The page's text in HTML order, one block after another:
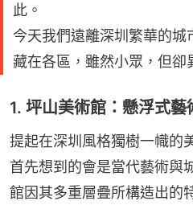
此。
今天我們遠離深圳繁華的
藏在各區，雖然小眾，但卻
1. 坪山美術館：懸浮式藝
提起在深圳風格獨樹一幟的
首先想到的會是當代藝術與
館因其多重層疊所構造出的